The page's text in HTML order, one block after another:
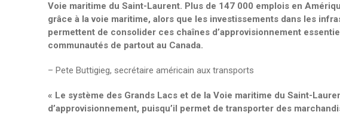
Voie maritime du Saint-Laurent. Plus de 147 000 emplois en
grâce à la voie maritime, alors que les investissements dans les
permettent de consolider ces chaînes d’approvisionnement
communautés de partout au Canada.
– Pete Buttigieg, secrétaire américain aux transports
« Le système des Grands Lacs et de la Voie maritime du Saint-
d’approvisionnement, puisqu’il permet de transporter des